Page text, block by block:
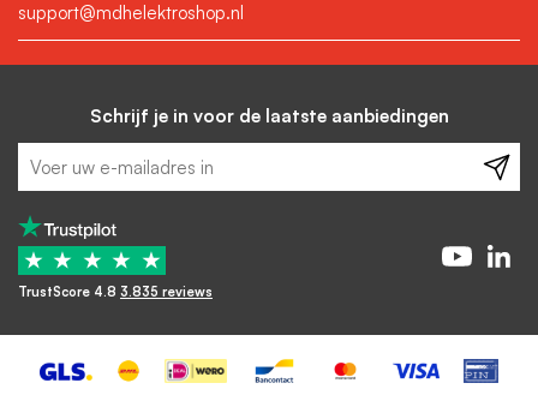
+ In winkelwagen
support@mdhelektroshop.nl
Schrijf je in voor de laatste aanbiedingen
★ ★ ★ ★ ★
TrustScore 4.8 3.835 reviews